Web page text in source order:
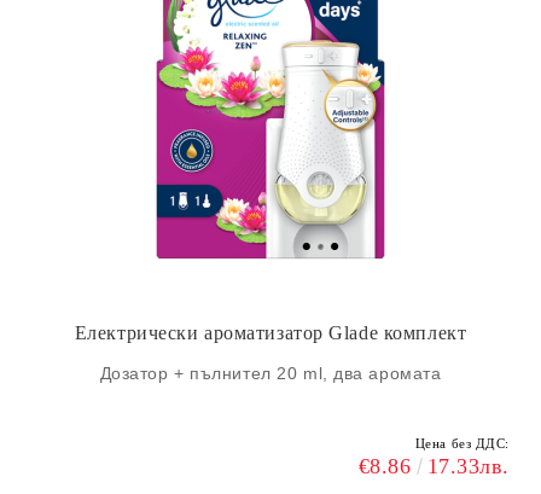
Електрически ароматизатор Glade комплект
Дозатор + пълнител 20 ml, два аромата
Цена без ДДС:
€8.86 17.33лв.